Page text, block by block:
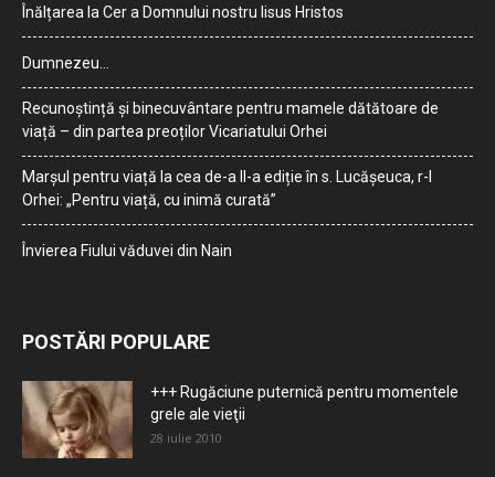
Înălțarea la Cer a Domnului nostru Iisus Hristos
Dumnezeu…
Recunoștință și binecuvântare pentru mamele dătătoare de
viață – din partea preoților Vicariatului Orhei
Marșul pentru viață la cea de-a II-a ediție în s. Lucășeuca, r-l
Orhei: „Pentru viață, cu inimă curată”
Învierea Fiului văduvei din Nain
POSTĂRI POPULARE
+++ Rugăciune puternică pentru momentele
grele ale vieţii
28 iulie 2010